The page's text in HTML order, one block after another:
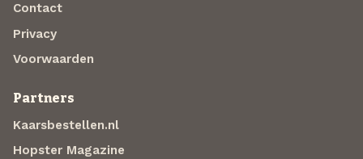
Contact
Privacy
Voorwaarden
Partners
Kaarsbestellen.nl
Hopster Magazine